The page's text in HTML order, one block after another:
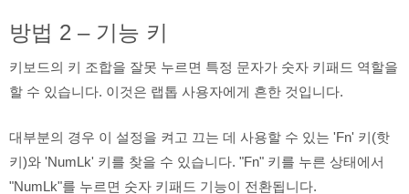
방법 2 – 기능 키
키보드의 키 조합을 잘못 누르면 특정 문자가 숫자 키패드 역할을
할 수 있습니다. 이것은 랩톱 사용자에게 흔한 것입니다.
대부분의 경우 이 설정을 켜고 끄는 데 사용할 수 있는 'Fn' 키(핫
키)와 'NumLk' 키를 찾을 수 있습니다. "Fn" 키를 누른 상태에서
"NumLk"를 누르면 숫자 키패드 기능이 전환됩니다.